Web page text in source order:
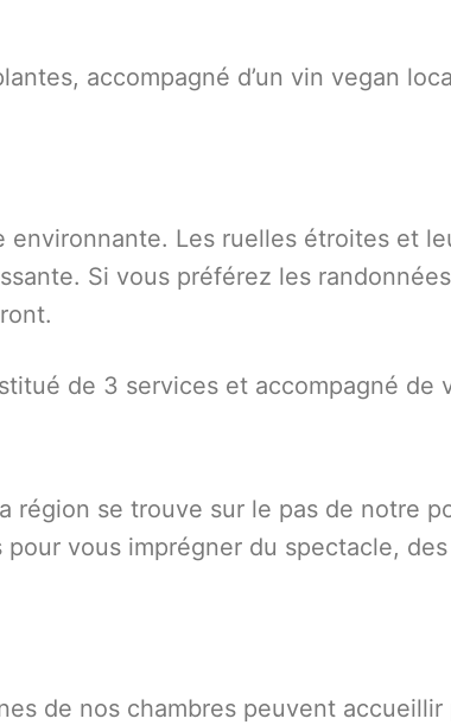
accompagné d’un vin vegan
environnante. Les ruelles étroites et
Si vous préférez les
de 3 services et accompagné de
région se trouve sur le pas de notre
vous imprégner du spectacle,
de nos chambres peuvent